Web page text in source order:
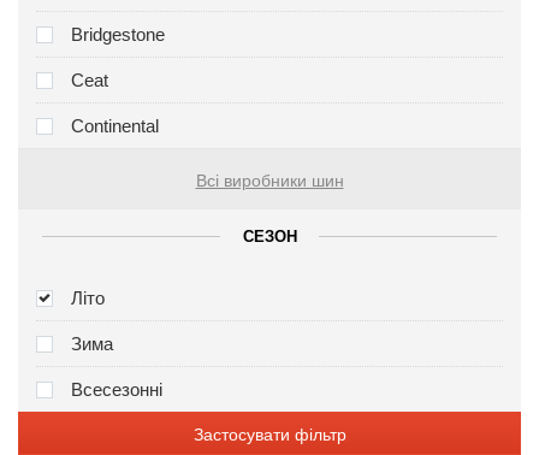
Bridgestone
Ceat
Continental
Всі виробники шин
СЕЗОН
Літо
Зима
Всесезонні
Застосувати фільтр